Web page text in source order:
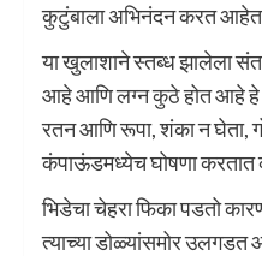
कुटुंबाला अभिनंदन करत
या खुलाशाने स्तब्ध झालेला
आहे आणि लग्न कुठे होत आहे हे
रतन आणि रूपा, शंका न घेता,
कंपाऊंडमध्येच घोषणा
भिडेचा चेहरा फिका पडतो
त्याच्या डोळ्यांसमोर